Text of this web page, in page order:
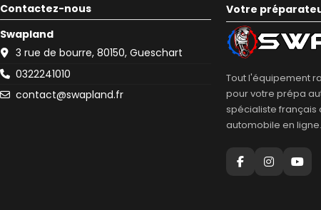
Contactez-nous
Swapland
3 rue de bourre, 80150, Gueschart
0322241010
contact@swapland.fr
Votre
Tout l'équipement
pour votre prépa
spécialiste français
automobile en ligne.